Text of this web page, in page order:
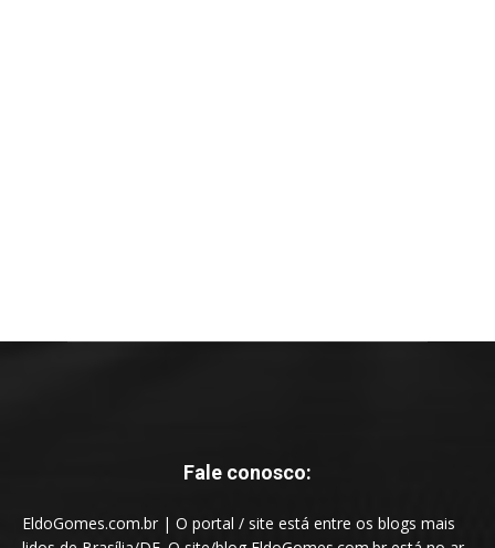
Fale conosco:
EldoGomes.com.br | O portal / site está entre os blogs mais